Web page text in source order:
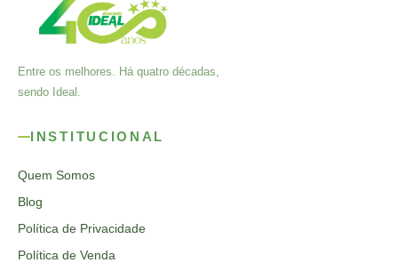
Entre os melhores. Há quatro décadas,
sendo Ideal.
INSTITUCIONAL
Quem Somos
Blog
Política de Privacidade
Política de Venda